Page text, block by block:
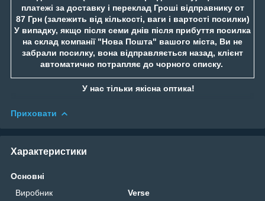
платежі за доставку і переклад Гроші відправнику от
87 Грн (залежить від кількості, ваги і вартості посилки)
У випадку, якщо після семи днів після прибуття посилка
на склад компанії "Нова Пошта" вашого міста, Ви не
забрали посилку, вона відправляється назад, клієнт
автоматично потрапляє до чорного списку.
У нас тільки якісна оптика!
Приховати
Характеристики
Основні
Виробник
Verse